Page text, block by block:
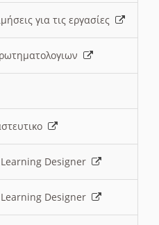
για τις εργασίες
Learning Designer
Designer